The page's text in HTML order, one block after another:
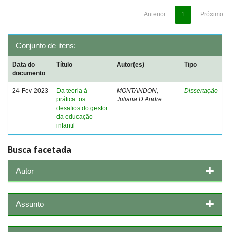
Anterior 1 Próximo
Conjunto de itens:
Data do
documento
Título Autor(es) Tipo
24-Fev-2023
Da teoria à
prática: os
desafios do gestor
da educação
infantil
MONTANDON,
Juliana D Andre
Dissertação
Busca facetada
Autor
Assunto